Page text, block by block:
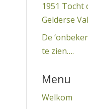
1951 Tocht
Gelderse
De
te zien….
Menu
Welkom